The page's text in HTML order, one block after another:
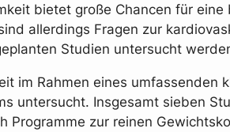
bietet große Chancen für eine
allerdings Fragen zur
Studien untersucht
im Rahmen eines umfassenden
untersucht. Insgesamt sieben
Programme zur reinen